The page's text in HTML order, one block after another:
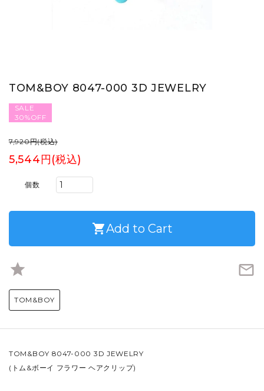
TOM&BOY 8047-000 3D JEWELRY
SALE
30%OFF
7,920円(税込)
5,544円(税込)
個数
shopping_cartAdd to Cart
star mail_outline
TOM&BOY
TOM&BOY 8047-000 3D JEWELRY
(トム&ボーイ フラワー ヘアクリップ)